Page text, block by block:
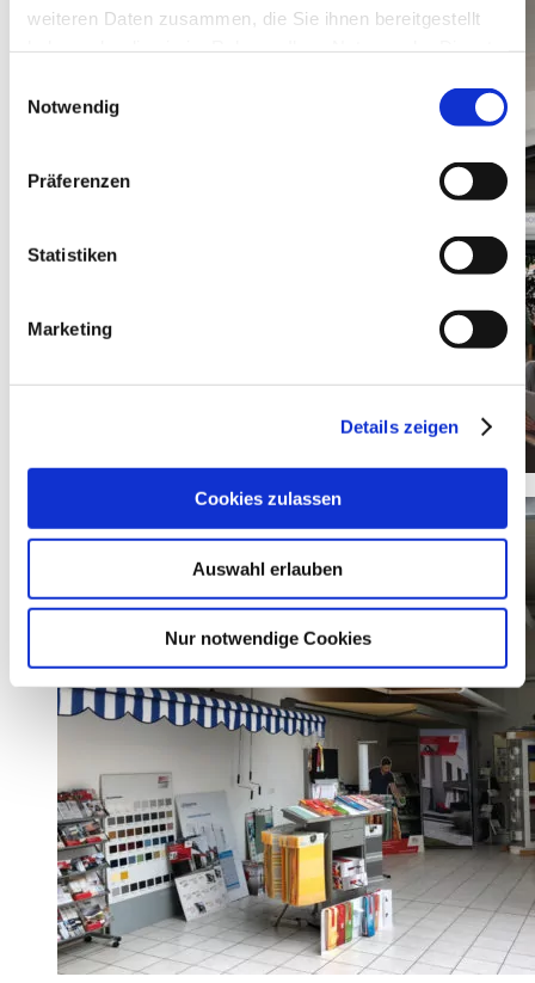
weiteren Daten zusammen, die Sie ihnen bereitgestellt
Notwendig
Präferenzen
Statistiken
Marketing
Details zeigen
Cookies zulassen
Auswahl erlauben
Nur notwendige Cookies